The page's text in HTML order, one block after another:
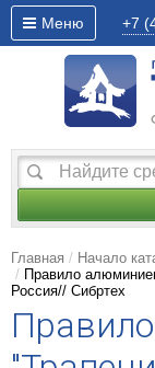
Меню +7
Главная Начало
Правило
Россия// Сибртех